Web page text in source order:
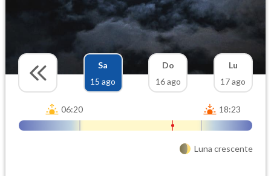
Sa
15 ago
Do
16 ago
Lu
17 ago
06:20 18:23
Luna crescente